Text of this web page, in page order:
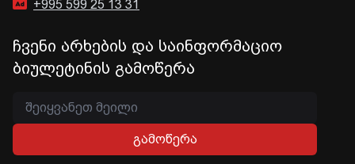
+995 599 25 13 31
ჩვენი არხების და საინფორმაციო
ბიულეტინის გამოწერა
გამოწერა